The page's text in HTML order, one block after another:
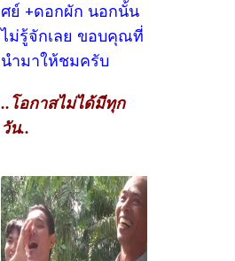
ศย์ +ดอกผัก นอกนั้น
ไม่รู้จักเลย ขอบคุณที่
นำมาให้ชมครับ
..โอกาสไม่ได้มีทุก
วัน..